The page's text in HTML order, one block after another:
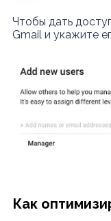
Чтобы дать
Gmail и укажите
Как